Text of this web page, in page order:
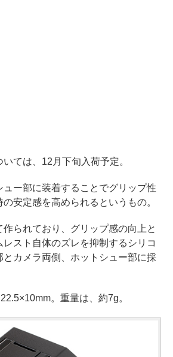
ては、12月下旬入荷予定。
ー部に装着することでグリップ性
安定感を高められるというもの。
られており、グリップ感の向上と
レスト自体のズレを抑制するシリコ
とカメラ両側、ホットシュー部に採
。重量は、約7g。